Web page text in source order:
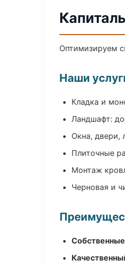
Оптимизируем
Наши
Кладка и
Ландшафт:
Окна, двери,
Плиточные
Монтаж
Черновая и